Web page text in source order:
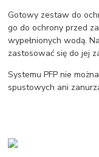
Gotowy zestaw do
go do ochrony przed
wypełnionych wodą.
zastosować się do jej
Systemu PFP nie
spustowych ani